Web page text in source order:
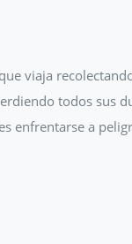
viaja
todos sus
enfrentarse a